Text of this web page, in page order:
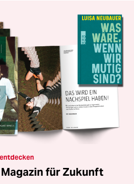
für Zukunft